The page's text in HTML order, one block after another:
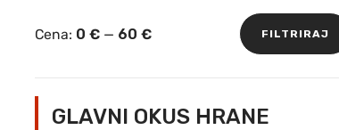
FILTRIRAJ
Cena: 0 € — 60 €
GLAVNI OKUS HRANE